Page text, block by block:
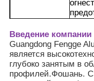
Контроль качества
может
3Они
Введение компании
Guangdong Fengge
является
глубоко занятым в
профилей.Фошань. С